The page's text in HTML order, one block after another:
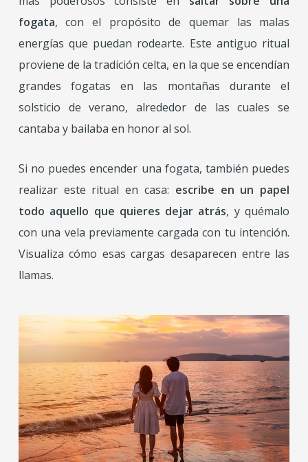
fogata, con el propósito de quemar las malas
energías que puedan rodearte. Este antiguo ritual
proviene de la tradición celta, en la que se encendían
grandes fogatas en las montañas durante el
solsticio de verano, alrededor de las cuales se
cantaba y bailaba en honor al sol.
Si no puedes encender una fogata, también puedes
realizar este ritual en casa: escribe en un papel
todo aquello que quieres dejar atrás, y quémalo
con una vela previamente cargada con tu intención.
Visualiza cómo esas cargas desaparecen entre las
llamas.